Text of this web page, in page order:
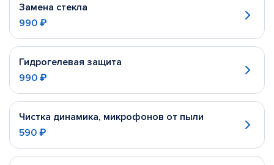
Замена стекла
990 ₽
Гидрогелевая защита
990 ₽
Чистка динамика, микрофонов от пыли
590 ₽